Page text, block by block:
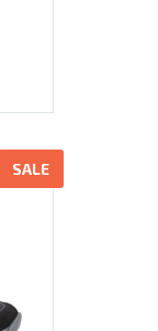
SALE